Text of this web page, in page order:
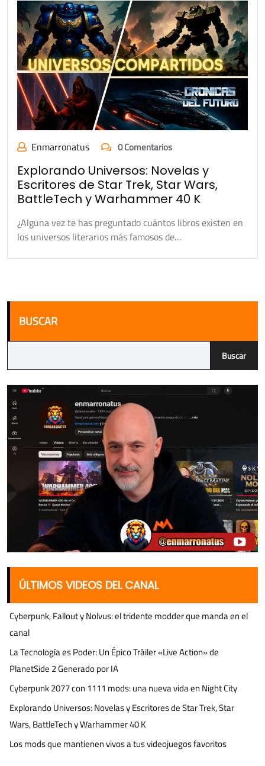
Enmarronatus 0 Comentarios
Explorando Universos: Novelas y
Escritores de Star Trek, Star Wars,
BattleTech y Warhammer 40 K
¿Alguna vez te has preguntado cuántos libros existen en
los universos literarios más famosos de…
BUSCAR
Buscar
ÚLTIMOS VIDEOS DEL CANAL
Cyberpunk, Fallout y Nolvus: el tridente modder que manda en el
canal
La Tecnología es Poder: Un Épico Tráiler «Live Action» de
PlanetSide 2 Generado por IA
Cyberpunk 2077 con 1111 mods: una nueva vida en Night City
Explorando Universos: Novelas y Escritores de Star Trek, Star
Wars, BattleTech y Warhammer 40 K
Los mods que mantienen vivos a tus videojuegos favoritos